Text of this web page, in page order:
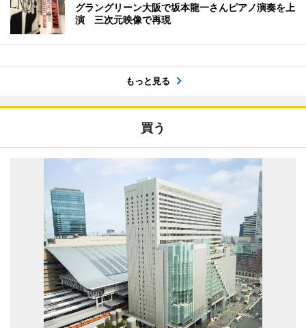
グラングリーン大阪で坂本龍一さんピアノ演奏を上
演 三次元映像で再現
もっと見る
買う